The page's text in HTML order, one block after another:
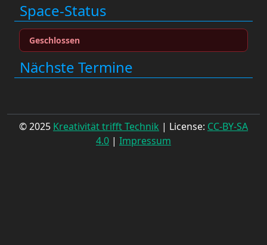
Space-Status
Geschlossen
Nächste Termine
© 2025 Kreativität trifft Technik | License: CC-BY-SA
4.0 | Impressum